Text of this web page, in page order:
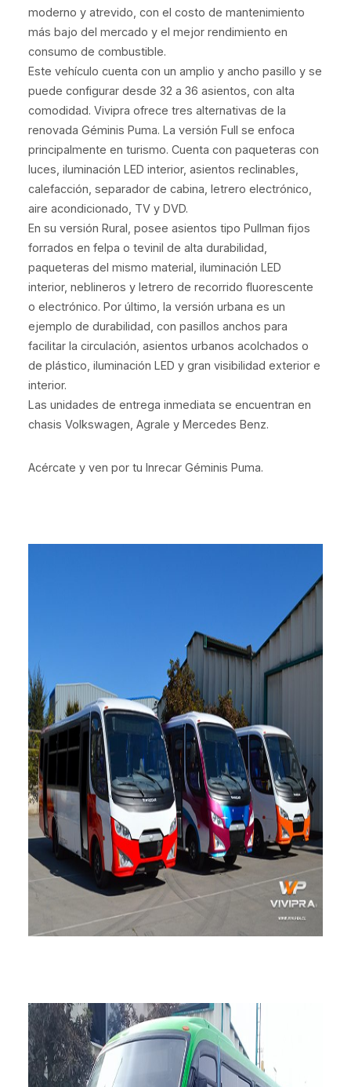
moderno y atrevido, con el costo de mantenimiento
más bajo del mercado y el mejor rendimiento en
consumo de combustible.
Este vehículo cuenta con un amplio y ancho pasillo y se
puede configurar desde 32 a 36 asientos, con alta
comodidad. Vivipra ofrece tres alternativas de la
renovada Géminis Puma. La versión Full se enfoca
principalmente en turismo. Cuenta con paqueteras con
luces, iluminación LED interior, asientos reclinables,
calefacción, separador de cabina, letrero electrónico,
aire acondicionado, TV y DVD.
En su versión Rural, posee asientos tipo Pullman fijos
forrados en felpa o tevinil de alta durabilidad,
paqueteras del mismo material, iluminación LED
interior, neblineros y letrero de recorrido fluorescente
o electrónico. Por último, la versión urbana es un
ejemplo de durabilidad, con pasillos anchos para
facilitar la circulación, asientos urbanos acolchados o
de plástico, iluminación LED y gran visibilidad exterior e
interior.
Las unidades de entrega inmediata se encuentran en
chasis Volkswagen, Agrale y Mercedes Benz.
Acércate y ven por tu Inrecar Géminis Puma.